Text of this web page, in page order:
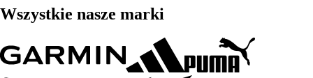
Wszystkie nasze marki